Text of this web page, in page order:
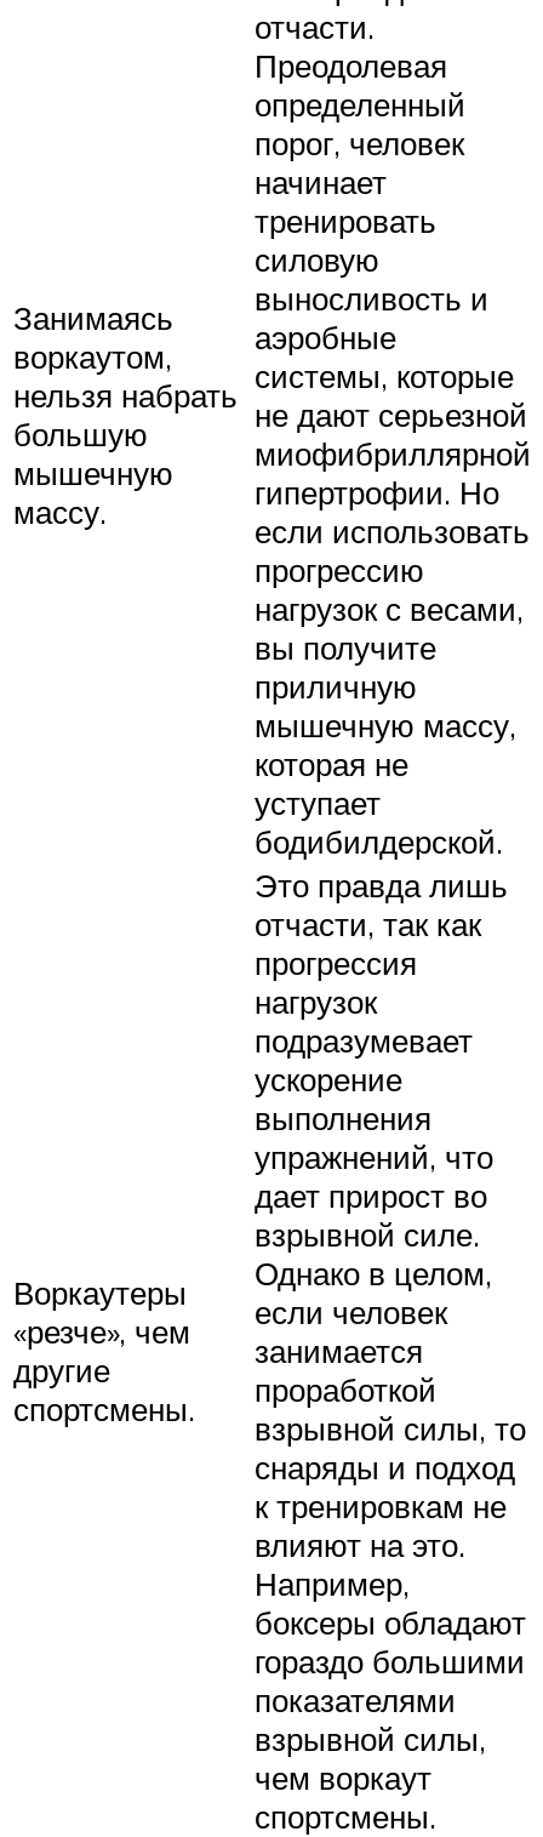
Занимаясь
воркаутом,
нельзя набрать
большую
мышечную
массу.
отчасти.
Преодолевая
определенный
порог, человек
начинает
тренировать
силовую
выносливость и
аэробные
системы, которые
не дают серьезной
миофибриллярной
гипертрофии. Но
если использовать
прогрессию
нагрузок с весами,
вы получите
приличную
мышечную массу,
которая не
уступает
бодибилдерской.
Воркаутеры
«резче», чем
другие
спортсмены.
Это правда лишь
отчасти, так как
прогрессия
нагрузок
подразумевает
ускорение
выполнения
упражнений, что
дает прирост во
взрывной силе.
Однако в целом,
если человек
занимается
проработкой
взрывной силы, то
снаряды и подход
к тренировкам не
влияют на это.
Например,
боксеры обладают
гораздо большими
показателями
взрывной силы,
чем воркаут
спортсмены.